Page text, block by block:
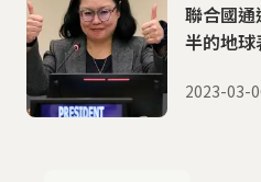
聯合國
半的地球
2023-03-